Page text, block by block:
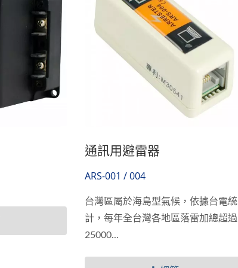
通訊用避雷器
ARS-001 / 004
台灣區屬於海島型氣候，依據台電統
計，每年全台灣各地區落雷加總超過
25000...